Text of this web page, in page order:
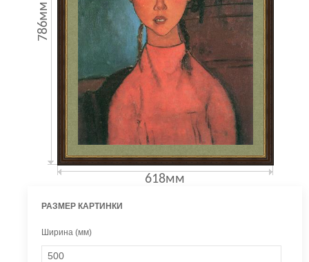
786мм
618мм
РАЗМЕР КАРТИНКИ
Ширина (мм)